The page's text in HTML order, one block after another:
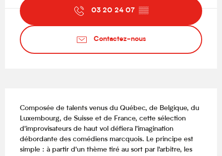
03 20 24 07 ▒▒
Contactez-nous
Composée de talents venus du Québec, de Belgique, du
Luxembourg, de Suisse et de France, cette sélection
d'improvisateurs de haut vol défiera l'imagination
débordante des comédiens marcquois. Le principe est
simple : à partir d'un thème tiré au sort par l'arbitre, les